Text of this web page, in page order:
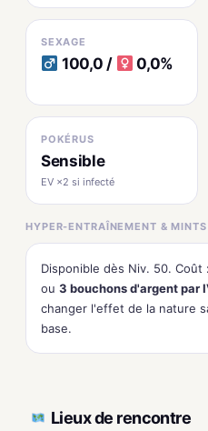
SEXAGE
100,0 / 0,0%
POKÉRUS
Sensible
EV ×2 si infecté
HYPER-ENTRAÎNEMENT & MINTS
Disponible dès Niv. 50. Coût :
ou 3 bouchons d'argent par
changer l'effet de la nature
base.
Lieux de rencontre